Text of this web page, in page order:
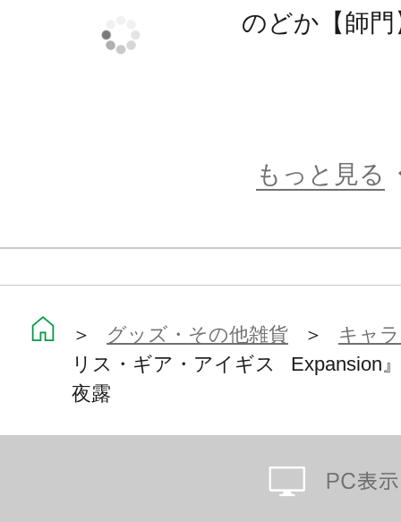
のどか【師
もっと見る
＞ グッズ・その他雑貨 ＞ キャ
リス・ギア・アイギス Expansion
夜露